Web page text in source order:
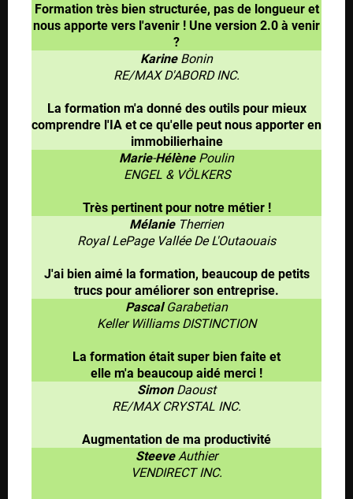
Formation très bien structurée, pas de longueur et
nous apporte vers l'avenir ! Une version 2.0 à venir
?
Karine Bonin
RE/MAX D'ABORD INC.
La formation m'a donné des outils pour mieux
comprendre l'IA et ce qu'elle peut nous apporter en
immobilierhaine
Marie-Hélène Poulin
ENGEL & VÖLKERS
Très pertinent pour notre métier !
Mélanie Therrien
Royal LePage Vallée De L'Outaouais
J'ai bien aimé la formation, beaucoup de petits
trucs pour améliorer son entreprise.
PascalGarabetian
Keller Williams DISTINCTION
La formation était super bien faite et
elle m'a beaucoup aidé merci !
Simon Daoust
RE/MAX CRYSTAL INC.
Augmentation de ma productivité
SteeveAuthier
VENDIRECT INC.